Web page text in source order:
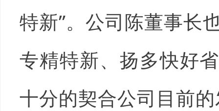
特新”。公司陈董事长
专精特新、扬多快好
十分的契合公司目前